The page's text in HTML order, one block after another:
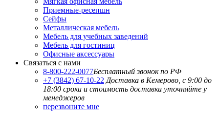
Приемные-ресепшн
Сейфы
Металлическая мебель
Мебель для учебных заведений
Мебель для гостиниц
Офисные аксессуары
Связаться с нами
8-800-222-0077Бесплатный звонок по РФ
+7 (3842) 67-10-22 Доставка в Кемерово, с 9:00 до
18:00 сроки и стоимость доставки уточняйте у
менеджеров
перезвоните мне